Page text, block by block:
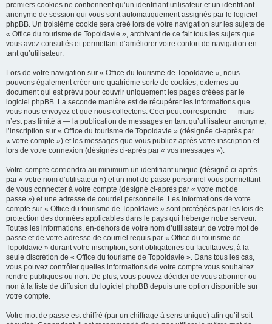
premiers cookies ne contiennent qu’un identifiant utilisateur et un identifiant
anonyme de session qui vous sont automatiquement assignés par le logiciel
phpBB. Un troisième cookie sera créé lors de votre navigation sur les sujets de
« Office du tourisme de Topoldavie », archivant de ce fait tous les sujets que
vous avez consultés et permettant d’améliorer votre confort de navigation en
tant qu’utilisateur.
Lors de votre navigation sur « Office du tourisme de Topoldavie », nous
pouvons également créer une quatrième sorte de cookies, externes au
document qui est prévu pour couvrir uniquement les pages créées par le
logiciel phpBB. La seconde manière est de récupérer les informations que
vous nous envoyez et que nous collectons. Ceci peut correspondre — mais
n’est pas limité à — la publication de messages en tant qu’utilisateur anonyme,
l’inscription sur « Office du tourisme de Topoldavie » (désignée ci-après par
« votre compte ») et les messages que vous publiez après votre inscription et
lors de votre connexion (désignés ci-après par « vos messages »).
Votre compte contiendra au minimum un identifiant unique (désigné ci-après
par « votre nom d’utilisateur ») et un mot de passe personnel vous permettant
de vous connecter à votre compte (désigné ci-après par « votre mot de
passe ») et une adresse de courriel personnelle. Les informations de votre
compte sur « Office du tourisme de Topoldavie » sont protégées par les lois de
protection des données applicables dans le pays qui héberge notre serveur.
Toutes les informations, en-dehors de votre nom d’utilisateur, de votre mot de
passe et de votre adresse de courriel requis par « Office du tourisme de
Topoldavie » durant votre inscription, sont obligatoires ou facultatives, à la
seule discrétion de « Office du tourisme de Topoldavie ». Dans tous les cas,
vous pouvez contrôler quelles informations de votre compte vous souhaitez
rendre publiques ou non. De plus, vous pouvez décider de vous abonner ou
non à la liste de diffusion du logiciel phpBB depuis une option disponible sur
votre compte.
Votre mot de passe est chiffré (par un chiffrage à sens unique) afin qu’il soit